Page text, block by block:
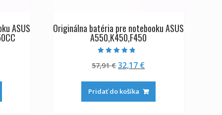
ASUS
€.
Originálna batéria pre notebooku ASUS
A550,K450,F450
4.50
z 5
57,91€Pôvodná
bola:
57,91 €.
32,17 €Aktuálna
je:
32,17 €.
Pridať do košíka